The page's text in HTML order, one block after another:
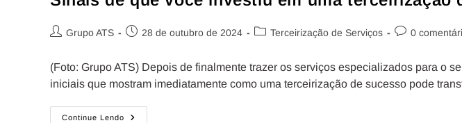
Grupo ATS 28 de outubro de 2024 Terceirização de Serviços 0
(Foto: Grupo ATS) Depois de finalmente trazer os serviços especializados para o
iniciais que mostram imediatamente como uma terceirização de sucesso pode
Continue Lendo